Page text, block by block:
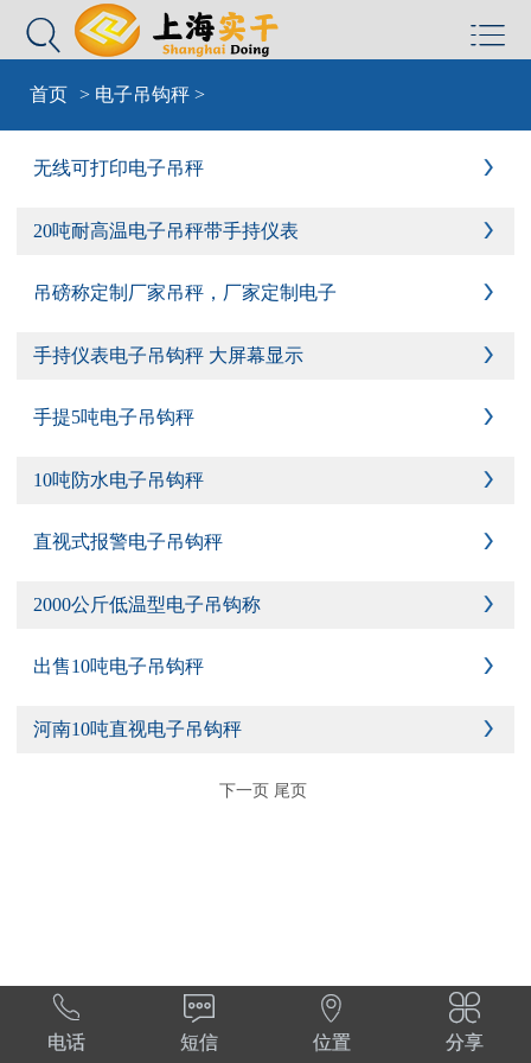


首页 > 电子吊钩秤 >

无线可打印电子吊秤

20吨耐高温电子吊秤带手持仪表

吊磅称定制厂家吊秤，厂家定制电子

手持仪表电子吊钩秤 大屏幕显示

手提5吨电子吊钩秤

10吨防水电子吊钩秤

直视式报警电子吊钩秤

2000公斤低温型电子吊钩称

出售10吨电子吊钩秤

河南10吨直视电子吊钩秤
下一页 尾页

电话

短信

位置

分享